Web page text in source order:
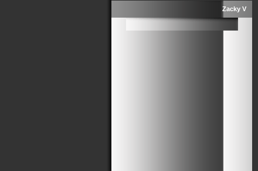
Zacky V